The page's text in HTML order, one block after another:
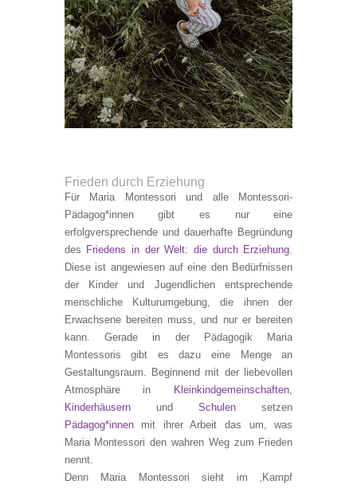
Frieden durch Erziehung
Für Maria Montessori und alle Montessori-
Pädagog*innen gibt es nur eine
erfolgversprechende und dauerhafte Begründung
des Friedens in der Welt: die durch Erziehung.
Diese ist angewiesen auf eine den Bedürfnissen
der Kinder und Jugendlichen entsprechende
menschliche Kulturumgebung, die ihnen der
Erwachsene bereiten muss, und nur er bereiten
kann. Gerade in der Pädagogik Maria
Montessoris gibt es dazu eine Menge an
Gestaltungsraum. Beginnend mit der liebevollen
Atmosphäre in
Kleinkindgemeinschaften,
KinderhäusernundSchulen setzen
Pädagog*innenmit ihrer Arbeit das um, was
Maria Montessori den wahren Weg zum Frieden
nennt.
Denn Maria Montessori sieht im ‚Kampf